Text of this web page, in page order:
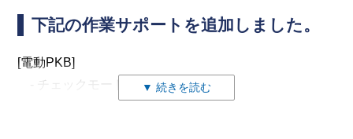
・タイヤ空気圧モニタ・自己診断
BENZ・アップデートのお知らせ
■ 2019-10-21 Ver.3.70
・エンジン： 初期化:SCRシステム修理完了
作業サポートにISSのシステムを追加しました。
・ISS作動状態(現在のデータ読取/データ保存/データリ
セット/データ書き込み)
BMW・アップデートのお知らせ
COROLLA TOURING [NRE210 / 8NR-FTS] 2019(H31)
年9月～
COROLLA TOURING [ZRE / 2ZR-FAE] 2019(H31)年9
COROLLA TOURING HV [ZWE21# / 2ZR-FXE]
– VDC機能チェックモード
– 舵角センサ中立&Gセンサ0点設定モード
– 前後Gセンサ0点設定モード
の数が少ないバグを修正しました。
LEXUS RC F 2019(H31)年3月～
TOYOTA NOAH/VOXY/ESQUIRE 2019(H31)年1月～
TOYOTA NOAH HV/VOXY HV/ESQUIRE HV 2019(H31)
年1月～
ダイハツ・アップデートのお知らせ
▼ 続きを読む
下記の作業サポートを追加しました。
[電動PKB]
- チェックモード移行